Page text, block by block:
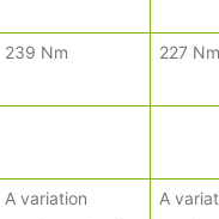
239 Nm 227 Nm
A variation
A